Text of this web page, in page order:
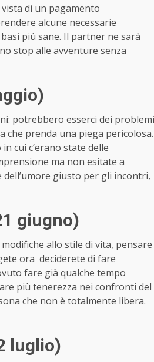
di un pagamento
alcune necessarie
più sane. Il partner ne sarà
stop alle avventure senza
potrebbero esserci dei problemi
che prenda una piega pericolosa.
cui c’erano state delle
ma non esitate a
giusto per gli incontri,
giugno)
allo stile di vita, pensare
ora deciderete di fare
fare già qualche tempo
più tenerezza nei confronti del
che non è totalmente libera.
luglio)